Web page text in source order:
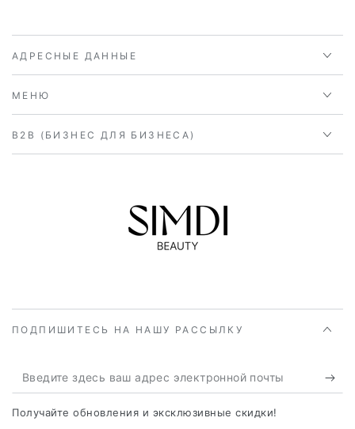
АДРЕСНЫЕ ДАННЫЕ
МЕНЮ
B2B (БИЗНЕС ДЛЯ БИЗНЕСА)
ПОДПИШИТЕСЬ НА НАШУ РАССЫЛКУ
Введите
здесь
ваш
Получайте обновления и эксклюзивные скидки!